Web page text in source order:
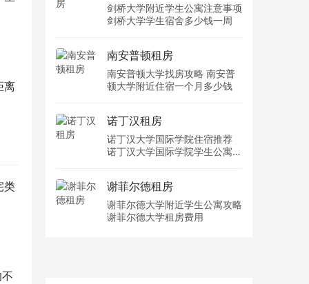
离
类
剑桥大学附近学生公寓注意事项
剑桥大学学生宿舍多少钱一周
南安普顿租房
南安普顿大学找房攻略 南安普
顿大学附近住宿一个月多少钱
诺丁汉租房
诺丁汉大学国际学院住宿推荐
诺丁汉大学国际学院学生公寓多
谢菲尔德租房
谢菲尔德大学附近学生公寓攻略
谢菲尔德大学租房费用